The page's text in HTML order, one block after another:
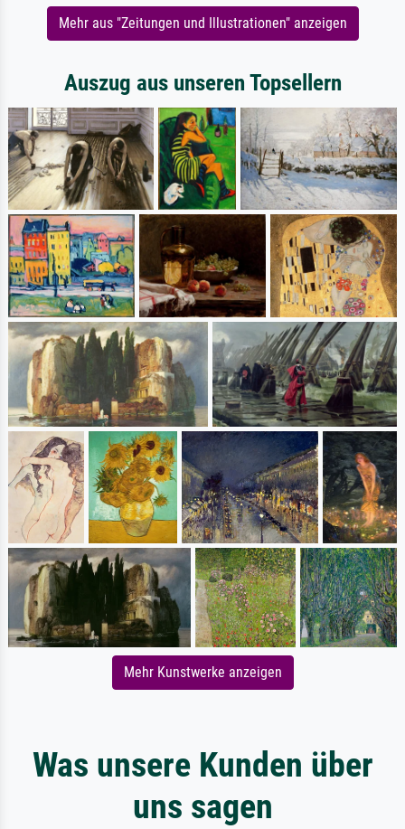
Mehr aus "Zeitungen und Illustrationen" anzeigen
Auszug aus unseren Topsellern
Mehr Kunstwerke anzeigen
Was unsere Kunden über
uns sagen